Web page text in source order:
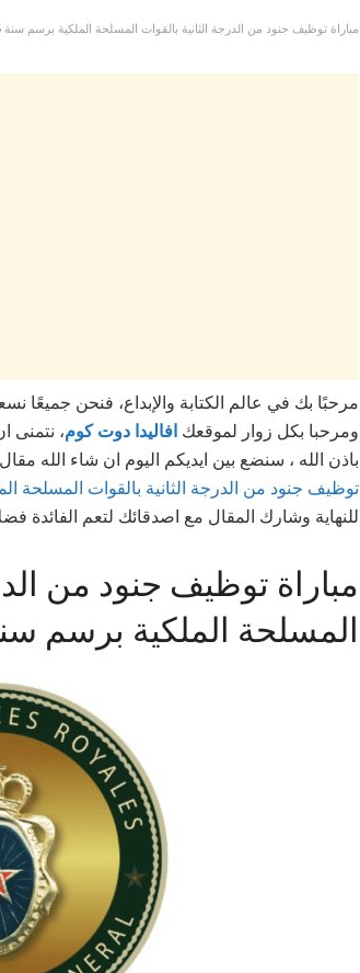
مباراة توظيف جنود من الدرجة الثانية بالقوات المسلحة الملكية برسم سنة 2025
مرحبًا بك في عالم الكتابة والإبداع، فنحن جميعًا
ومرحبا بكل زوار لموقعك افاليدا دوت كوم، نتمنى
باذن الله ، سنضع بين ايديكم اليوم ان شاء الله
توظيف جنود من الدرجة الثانية بالقوات المسلحة الملكية
للنهاية وشارك المقال مع اصدقائك لتعم الفائدة
مباراة توظيف جنود من
المسلحة الملكية برسم سنة